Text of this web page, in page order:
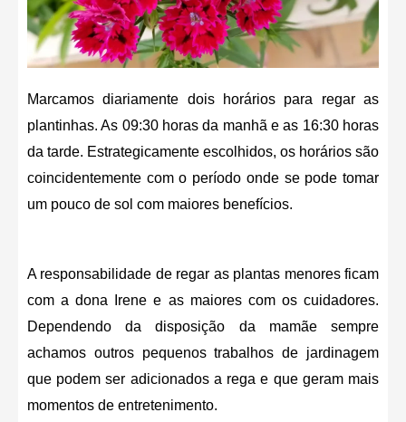
Marcamos diariamente dois horários para regar as
plantinhas. As 09:30 horas da manhã e as 16:30 horas
da tarde. Estrategicamente escolhidos, os horários são
coincidentemente com o período onde se pode tomar
um pouco de sol com maiores benefícios.
A responsabilidade de regar as plantas menores ficam
com a dona Irene e as maiores com os cuidadores.
Dependendo da disposição da mamãe sempre
achamos outros pequenos trabalhos de jardinagem
que podem ser adicionados a rega e que geram mais
momentos de entretenimento.